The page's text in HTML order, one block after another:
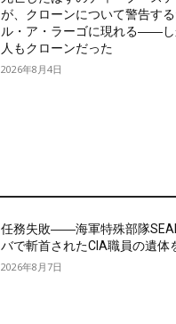
が、クローンについて警告す
ル・ア・ラーゴに現れる――し
人もクローンだった
2026年8月4日
任務失敗――海軍特殊部隊
バで斬首されたCIA職員の遺体
2026年8月7日